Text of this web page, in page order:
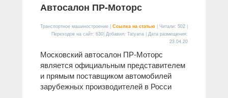
Автосалон ПР-Моторс
Транспортное машиностроение | Ссылка на статью | Читали: 502 |
Переходов на сайт: 630| Добавил: Tatyana | Дата размещения:
23.04.20
Московский автосалон ПР-Моторс
является официальным представителем
и прямым поставщиком автомобилей
зарубежных производителей в Росси